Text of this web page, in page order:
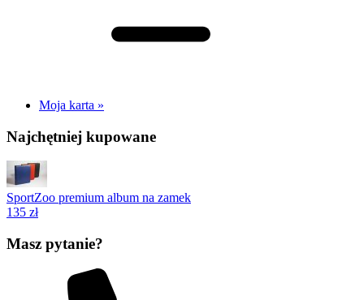
Moja karta »
Najchętniej kupowane
SportZoo premium album na zamek
135 zł
Masz pytanie?